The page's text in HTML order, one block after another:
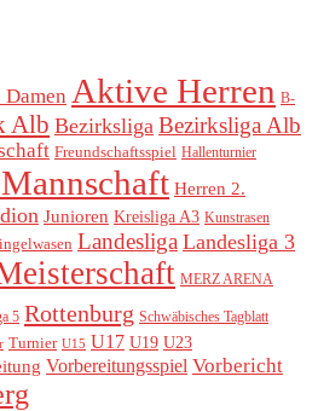
Aktive Herren B-
Alb Bezirksliga Bezirksliga Alb
Freundschaftsspiel Hallenturnier
Herren 2.
Junioren Kreisliga A3 Kunstrasen
Landesliga Landesliga 3
MERZ ARENA
5 Rottenburg Schwäbisches Tagblatt
Turnier U15 U17 U19 U23
Vorbereitungsspiel Vorbericht